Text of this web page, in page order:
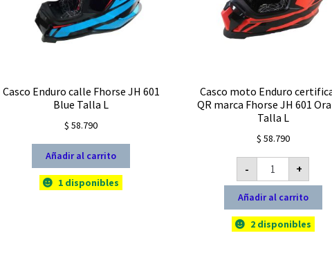
Casco Enduro calle Fhorse JH 601
Blue Talla L
$ 58.790
Añadir al carrito
1 disponibles
Casco moto Enduro
QR marca Fhorse JH 601
Talla L
$ 58.790
-
Casco
moto
Enduro
QR
marca
Fhorse
JH
+
Añadir al carrito
2 disponibles